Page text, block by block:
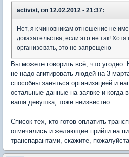
activist, on 12.02.2012 - 21:37:
Нет, я к чиновникам отношение не
доказательства, если это не так! Хотя
организовать, это не запрещено
Вы можете говорить всё, что
не надо агитировать людей на 3
способны заняться организацией и
остальные данные на заявке и когда
ваша девушка, тоже неизвестно.
Список тех, кто готов оплатить
отмечались и желающие прийти на
транспарантами, скажите,